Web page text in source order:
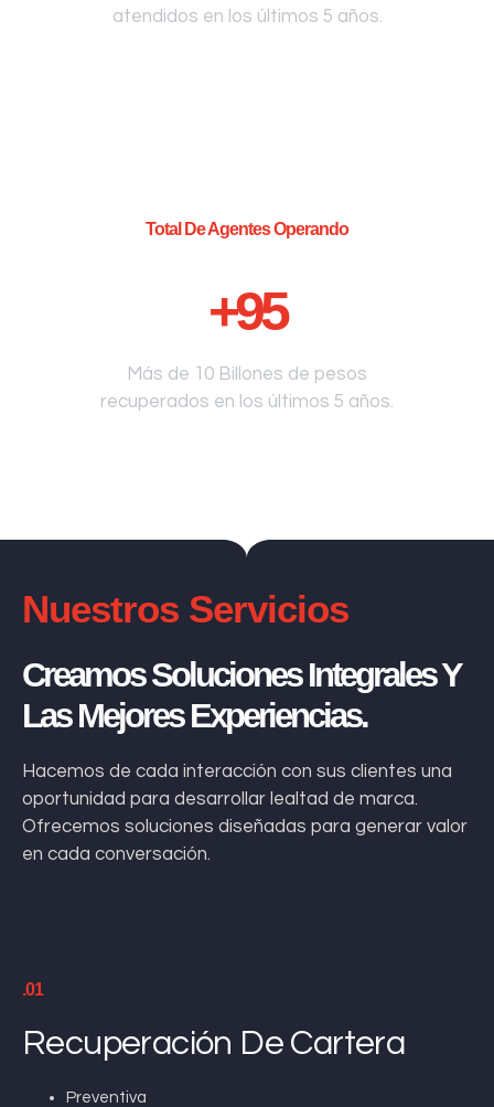
atendidos en los últimos 5 años.
Total De Agentes Operando
+95
Más de 10 Billones de pesos
recuperados en los últimos 5 años.
Nuestros Servicios
Creamos Soluciones Integrales Y
Las Mejores Experiencias.
Hacemos de cada interacción con sus clientes una
oportunidad para desarrollar lealtad de marca.
Ofrecemos soluciones diseñadas para generar valor
en cada conversación.
.01
Recuperación De Cartera
Preventiva